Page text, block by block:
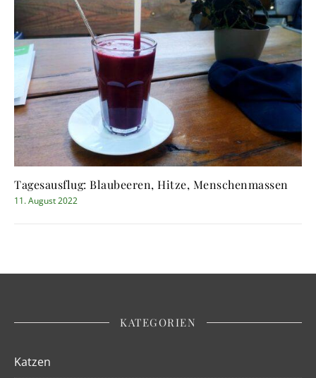
Tagesausflug: Blaubeeren, Hitze, Menschenmassen
11. August 2022
KATEGORIEN
Katzen